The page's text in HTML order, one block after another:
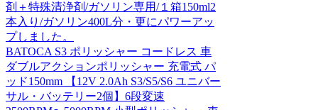
剤＋特殊清浄剤/ガソリン専用/１箱150ml2
本入り/ガソリン400L分・更にパワーアッ
プしました。
BATOCA S3 ポリッシャー コードレス 車
ダブルアクションポリッシャー 充電式 パ
ッド150mm 【12V 2.0Ah S3/S5/S6 ユニバー
サル・バッテリー2個】6段変速